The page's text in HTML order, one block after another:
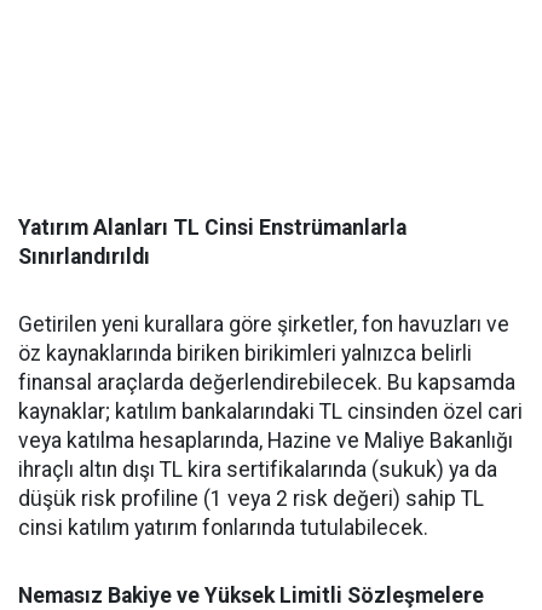
Yatırım Alanları TL Cinsi Enstrümanlarla
Sınırlandırıldı
Getirilen yeni kurallara göre şirketler, fon havuzları ve
öz kaynaklarında biriken birikimleri yalnızca belirli
finansal araçlarda değerlendirebilecek. Bu kapsamda
kaynaklar; katılım bankalarındaki TL cinsinden özel cari
veya katılma hesaplarında, Hazine ve Maliye Bakanlığı
ihraçlı altın dışı TL kira sertifikalarında (sukuk) ya da
düşük risk profiline (1 veya 2 risk değeri) sahip TL
cinsi katılım yatırım fonlarında tutulabilecek.
Nemasız Bakiye ve Yüksek Limitli Sözleşmelere